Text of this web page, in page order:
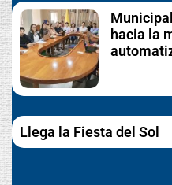
hacia la
Llega la Fiesta del Sol